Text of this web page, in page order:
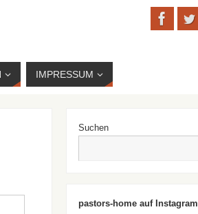
IMPRESSUM
Suchen
pastors-home auf Instagram